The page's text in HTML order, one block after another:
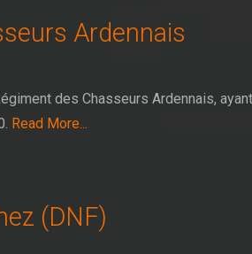
Ardennais
des Chasseurs Ardennais, ayant
Read More...
(DNF)